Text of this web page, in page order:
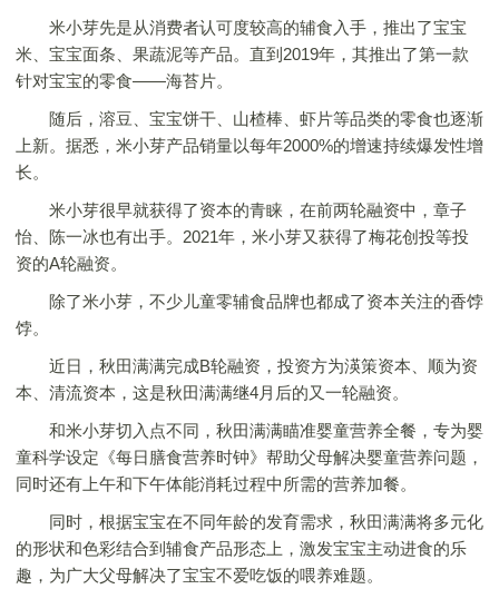
米小芽先是从消费者认可度较高的辅食入手，推出了宝宝
米、宝宝面条、果蔬泥等产品。直到2019年，其推出了第一款
针对宝宝的零食——海苔片。
随后，溶豆、宝宝饼干、山楂棒、虾片等品类的零食也逐渐
上新。据悉，米小芽产品销量以每年2000%的增速持续爆发性增
长。
米小芽很早就获得了资本的青睐，在前两轮融资中，章子
怡、陈一冰也有出手。2021年，米小芽又获得了梅花创投等投
资的A轮融资。
除了米小芽，不少儿童零辅食品牌也都成了资本关注的香饽
饽。
近日，秋田满满完成B轮融资，投资方为渶策资本、顺为资
本、清流资本，这是秋田满满继4月后的又一轮融资。
和米小芽切入点不同，秋田满满瞄准婴童营养全餐，专为婴
童科学设定《每日膳食营养时钟》帮助父母解决婴童营养问题，
同时还有上午和下午体能消耗过程中所需的营养加餐。
同时，根据宝宝在不同年龄的发育需求，秋田满满将多元化
的形状和色彩结合到辅食产品形态上，激发宝宝主动进食的乐
趣，为广大父母解决了宝宝不爱吃饭的喂养难题。